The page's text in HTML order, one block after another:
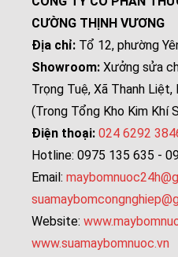
CƯỜNG THỊNH VƯƠNG
Địa chỉ:Tổ 12, phường
Showroom:Xưởng sửa
Trọng Tuệ, Xã Thanh Liệt,
(Trong Tổng Kho Kim Khí
Điện thoại: 024 6292
Hotline: 0975 135 635 -
Email:
Website:
www.suamaybomnuoc.vn